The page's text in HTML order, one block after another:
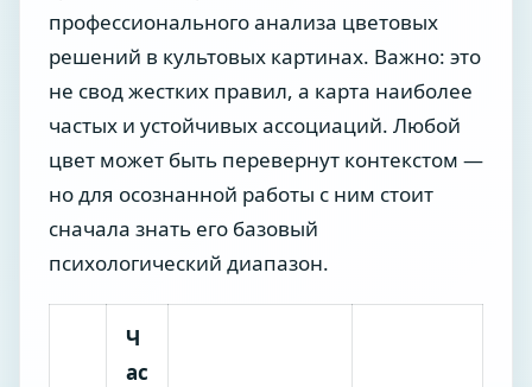
профессионального анализа цветовых
решений в культовых картинах. Важно: это
не свод жестких правил, а карта наиболее
частых и устойчивых ассоциаций. Любой
цвет может быть перевернут контекстом —
но для осознанной работы с ним стоит
сначала знать его базовый
психологический диапазон.
Ч
ас